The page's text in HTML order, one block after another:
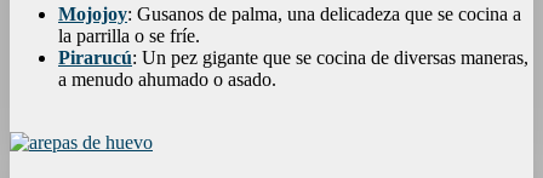
Mojojoy: Gusanos de palma, una delicadeza que se cocina a
la parrilla o se fríe.
Pirarucú: Un pez gigante que se cocina de diversas maneras,
a menudo ahumado o asado.